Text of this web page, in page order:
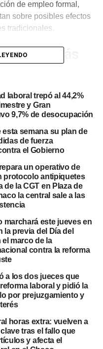
de empleo formal,
sobre posibles efectos
tradicionales.
detrás
reforma
dialoguistas y
los votos
reforma laboral
incluyeron
que priorizan
según reportes
jefa del bloque de La
Patricia Bullrich,
sectores de la UCR, el
para cerrar consensos
bloqueos internos.
también trabajó con
apoyos. En ese
que existe una
laboral trepó al 44,2%
y Gran
9,7% de desocupación
esta semana su plan de
de fuerza
el Gobierno
un operativo de
protocolo antipiquetes
de la CGT en Plaza de
la central sale a las
marchará este jueves en
la previa del Día del
el marco de la
contra la reforma
a los dos jueces que
laboral y pidió la
por prejuzgamiento y
horas extra: vuelven a
tras el fallo que
y afecta el